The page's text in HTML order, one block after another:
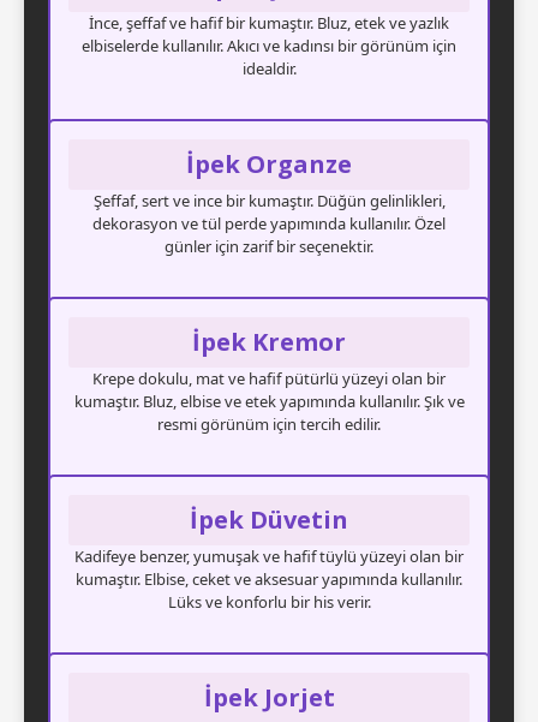
İnce, şeffaf ve hafif bir kumaştır. Bluz, etek ve yazlık
elbiselerde kullanılır. Akıcı ve kadınsı bir görünüm için
idealdir.
İpek Organze
Şeffaf, sert ve ince bir kumaştır. Düğün gelinlikleri,
dekorasyon ve tül perde yapımında kullanılır. Özel
günler için zarif bir seçenektir.
İpek Kremor
Krepe dokulu, mat ve hafif pütürlü yüzeyi olan bir
kumaştır. Bluz, elbise ve etek yapımında kullanılır. Şık ve
resmi görünüm için tercih edilir.
İpek Düvetin
Kadifeye benzer, yumuşak ve hafif tüylü yüzeyi olan bir
kumaştır. Elbise, ceket ve aksesuar yapımında kullanılır.
Lüks ve konforlu bir his verir.
İpek Jorjet